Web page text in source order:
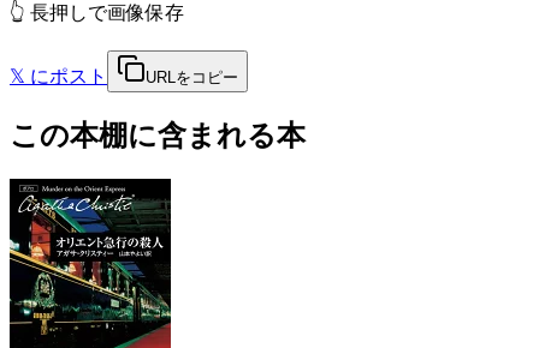
👆 長押しで画像保存
𝕏 にポスト URLをコピー
この本棚に含まれる本